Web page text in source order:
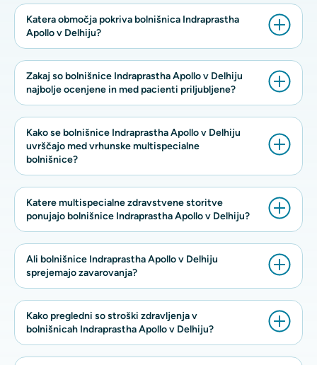
Katera območja pokriva bolnišnica Indraprastha
Apollo v Delhiju?
Zakaj so bolnišnice Indraprastha Apollo v Delhiju
najbolje ocenjene in med pacienti priljubljene?
Kako se bolnišnice Indraprastha Apollo v Delhiju
uvrščajo med vrhunske multispecialne
bolnišnice?
Katere multispecialne zdravstvene storitve
ponujajo bolnišnice Indraprastha Apollo v Delhiju?
Ali bolnišnice Indraprastha Apollo v Delhiju
sprejemajo zavarovanja?
Kako pregledni so stroški zdravljenja v
bolnišnicah Indraprastha Apollo v Delhiju?